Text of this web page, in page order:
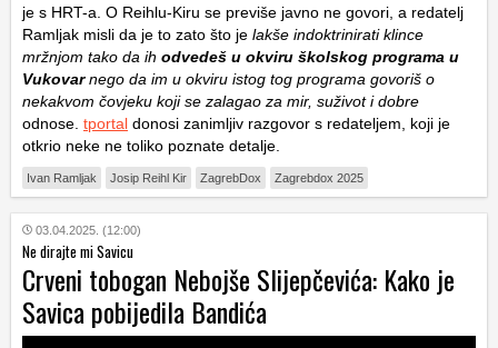
je s HRT-a. O Reihlu-Kiru se previše javno ne govori, a redatelj
Ramljak misli da je to zato što je lakše indoktrinirati klince
mržnjom tako da ih odvedeš u okviru školskog programa u
Vukovarnego da im u okviru istog tog programa govoriš o
nekakvom čovjeku koji se zalagao za mir, suživot i dobre
odnose. tportal donosi zanimljiv razgovor s redateljem, koji je
otkrio neke ne toliko poznate detalje.
Ivan Ramljak Josip Reihl Kir ZagrebDox Zagrebdox 2025
03.04.2025. (12:00)
Ne dirajte mi Savicu
Crveni tobogan Nebojše Slijepčevića: Kako je
Savica pobijedila Bandića